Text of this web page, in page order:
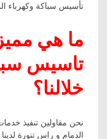
تأسيس سباكة وكهرباء
ما هي
تاسيس
خلالنا؟
نحن مقاولين تنفيذ
الدمام و راس تنورة